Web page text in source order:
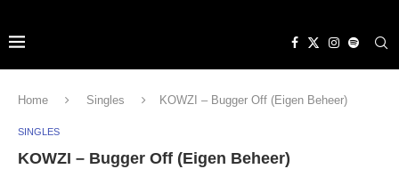
Home Singles KOWZI – Bugger Off (Eigen Beheer)
SINGLES
KOWZI – Bugger Off (Eigen Beheer)